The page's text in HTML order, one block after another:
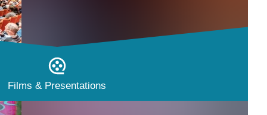
Films & Presentations